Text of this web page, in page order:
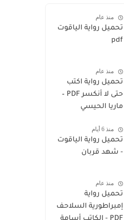
منذ عام
تحميل رواية الياقوت
pdf
منذ عام
تحميل رواية اكتب
حتى لا أنكسر PDF –
ماريا الحيسي
منذ 6 أيام
تحميل رواية الياقوت
- شهد قربان
منذ عام
تحميل رواية
إمبراطورية السلاحف